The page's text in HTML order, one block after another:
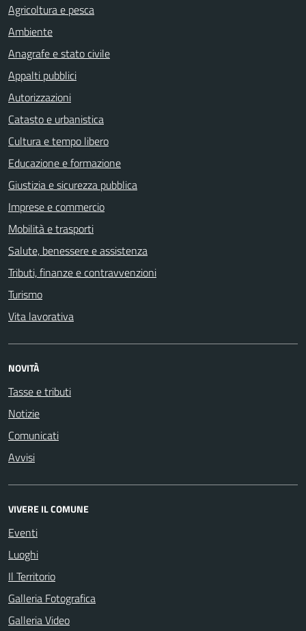
Agricoltura e pesca
Ambiente
Anagrafe e stato civile
Appalti pubblici
Autorizzazioni
Catasto e urbanistica
Cultura e tempo libero
Educazione e formazione
Giustizia e sicurezza pubblica
Imprese e commercio
Mobilità e trasporti
Salute, benessere e assistenza
Tributi, finanze e contravvenzioni
Turismo
Vita lavorativa
NOVITÀ
Tasse e tributi
Notizie
Comunicati
Avvisi
VIVERE IL COMUNE
Eventi
Luoghi
Il Territorio
Galleria Fotografica
Galleria Video